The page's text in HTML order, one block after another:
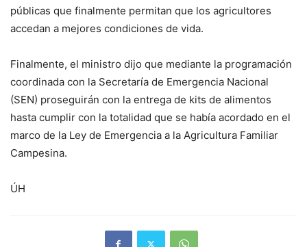
públicas que finalmente permitan que los agricultores
accedan a mejores condiciones de vida.
Finalmente, el ministro dijo que mediante la programación
coordinada con la Secretaría de Emergencia Nacional
(SEN) proseguirán con la entrega de kits de alimentos
hasta cumplir con la totalidad que se había acordado en el
marco de la Ley de Emergencia a la Agricultura Familiar
Campesina.
ÚH